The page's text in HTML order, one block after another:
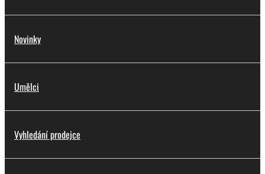
Novinky
Umělci
Vyhledání prodejce